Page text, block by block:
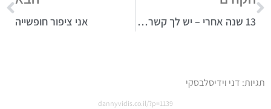
13 שנה אחרי – יש לך קשר לסיינטולוגיה? אני ציפור חופשייה
תגיות: דני וידיסלבסקי
dannyvidis.co.il/?p=1139